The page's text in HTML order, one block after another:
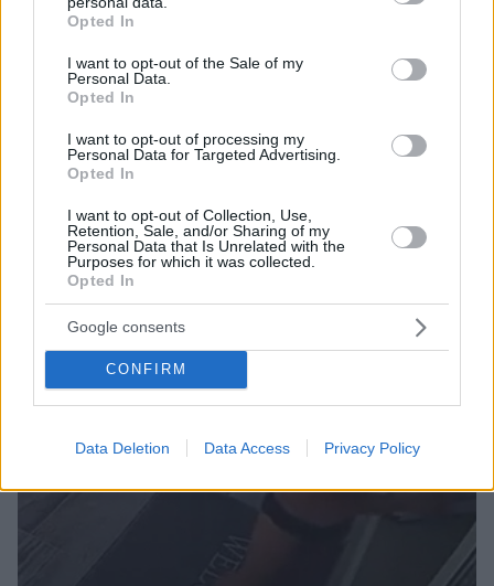
grant or deny consent to Google and its third-party tags to
use your data for below specified purposes in below Google
consent section.
Opted In
I want to opt-out of the Sale of my
Personal Data.
Opted In
I want to opt-out of processing my
Personal Data for Targeted Advertising.
Opted In
I want to opt-out of Collection, Use,
Retention, Sale, and/or Sharing of my
Personal Data that Is Unrelated with the
Purposes for which it was collected.
Opted In
Google consents
CONFIRM
Data Deletion Data Access Privacy Policy
ΤΑ ΠΙΟ ΔΗΜΟΦΙΛΗ